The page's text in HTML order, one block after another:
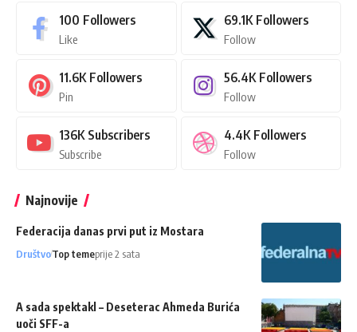
100 Followers
Like
69.1K Followers
Follow
11.6K Followers
Pin
56.4K Followers
Follow
136K Subscribers
Subscribe
4.4K Followers
Follow
Najnovije
Federacija danas prvi put iz Mostara
DruštvoTop temeprije 2 sata
A sada spektakl – Deseterac Ahmeda Burića
uoči SFF-a